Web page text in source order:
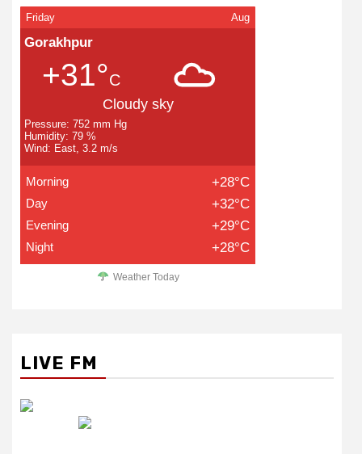
Friday Aug
Gorakhpur
+31°C
Cloudy sky
Pressure: 752 mm Hg
Humidity: 79 %
Wind: East, 3.2 m/s
Morning +28°C
Day +32°C
Evening +29°C
Night +28°C
Weather Today
LIVE FM